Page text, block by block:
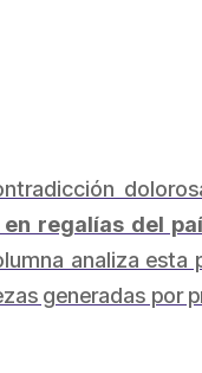
regalías del
analiza esta
generadas por